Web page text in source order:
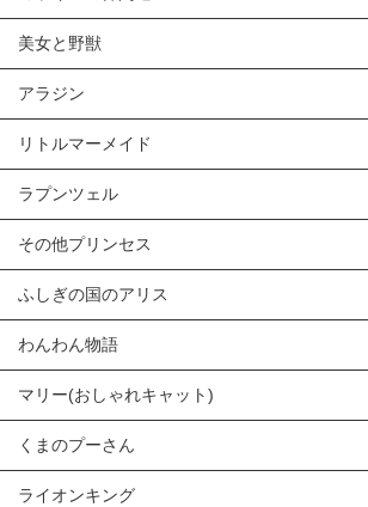
美女と野獣
アラジン
リトルマーメイド
ラプンツェル
その他プリンセス
ふしぎの国のアリス
わんわん物語
マリー(おしゃれキャット)
くまのプーさん
ライオンキング